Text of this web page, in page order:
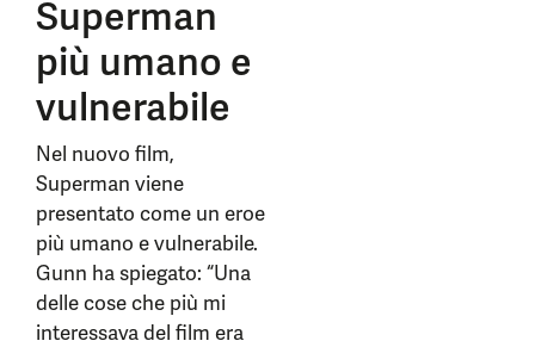
Superman
più umano e
vulnerabile
Nel nuovo film,
Superman viene
presentato come un eroe
più umano e vulnerabile.
Gunn ha spiegato: “Una
delle cose che più mi
interessava del film era